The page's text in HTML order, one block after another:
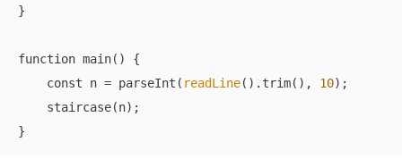
}
function main() {
    const n
= parseInt( readLine().trim(), 10);
    staircase(n);
}